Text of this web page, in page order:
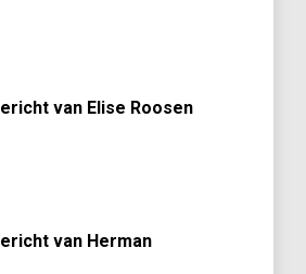
van Elise Roosen
van Herman